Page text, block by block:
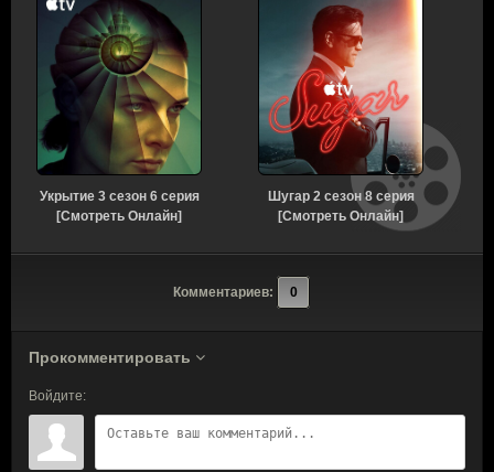
Укрытие 3 сезон 6 серия
[Смотреть Онлайн]
Шугар 2 сезон 8 серия
[Смотреть Онлайн]
Комментариев: 0
Прокомментировать
Войдите: